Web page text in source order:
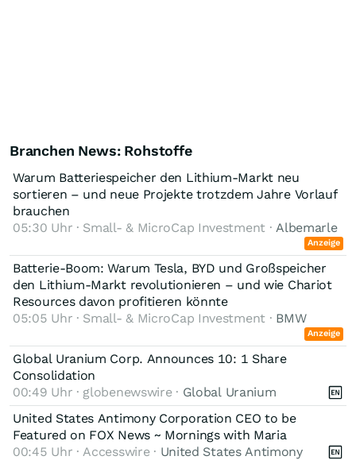
Branchen News: Rohstoffe
Warum Batteriespeicher den Lithium-Markt neu
sortieren – und neue Projekte trotzdem Jahre Vorlauf
brauchen
05:30 Uhr · Small- & MicroCap Investment · Albemarle
Anzeige
Batterie-Boom: Warum Tesla, BYD und Großspeicher
den Lithium-Markt revolutionieren – und wie Chariot
Resources davon profitieren könnte
05:05 Uhr · Small- & MicroCap Investment · BMW
Anzeige
Global Uranium Corp. Announces 10: 1 Share
Consolidation
00:49 Uhr · globenewswire · Global Uranium
United States Antimony Corporation CEO to be
Featured on FOX News ~ Mornings with Maria
00:45 Uhr · Accesswire · United States Antimony